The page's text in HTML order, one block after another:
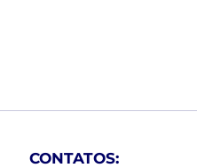
CONTATOS: